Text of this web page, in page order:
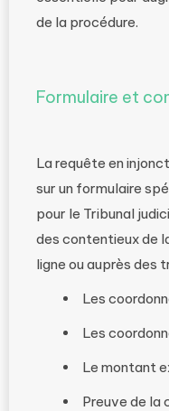
de la procédure.
Formulaire et
La requête en
sur un formulaire
pour le Tribunal
des contentieux de
ligne ou auprès des
Les
Les
Le montant
Preuve de la